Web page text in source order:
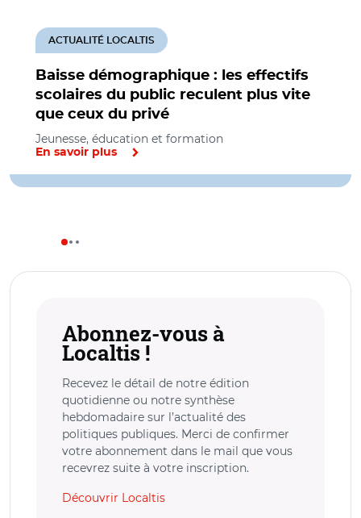
Baisse démographique : les effectifs
scolaires du public reculent plus vite
que ceux du privé
ACTUALITÉ LOCALTIS
Jeunesse, éducation et formation
En savoir plus
Abonnez-vous à
Localtis !
Recevez le détail de notre édition
quotidienne ou notre synthèse
hebdomadaire sur l’actualité des
politiques publiques. Merci de confirmer
votre abonnement dans le mail que vous
recevrez suite à votre inscription.
Découvrir Localtis